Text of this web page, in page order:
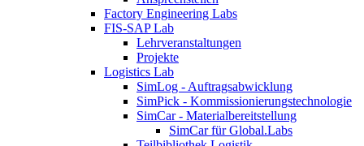
Factory Engineering Labs
FIS-SAP Lab
Lehrveranstaltungen
Projekte
Logistics Lab
SimLog - Auftragsabwicklung
SimPick - Kommissionierungstechnologie
SimCar - Materialbereitstellung
SimCar für Global.Labs